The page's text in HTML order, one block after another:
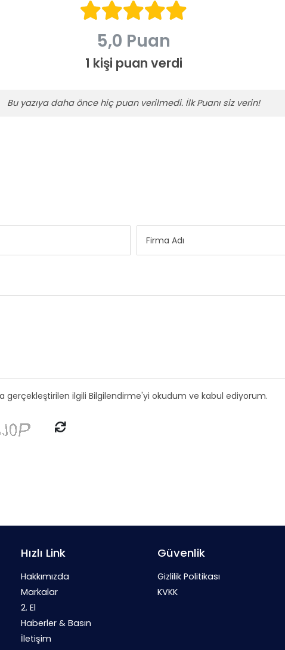
5,0 Puan
1 kişi puan verdi
Bu yazıya daha önce hiç puan verilmedi. İlk Puanı siz verin!
Firma Adı
gerçekleştirilen ilgili Bilgilendirme'yi okudum ve kabul ediyorum.
Hızlı Link
Hakkımızda
Markalar
2. El
Haberler & Basın
İletişim
Güvenlik
Gizlilik Politikası
KVKK